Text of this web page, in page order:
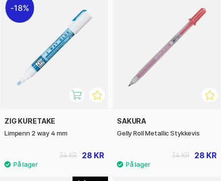
18%
ZIG KURETAKE
Limpenn 2 way 4 mm
28 KR
34 KR
SAKURA
Gelly Roll Metallic Stykkevis
28 KR
34 KR